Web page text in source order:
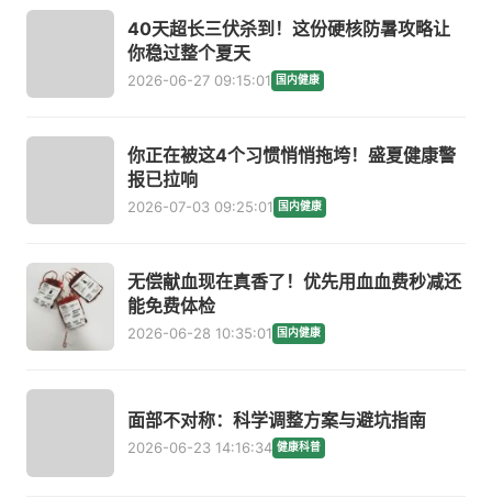
40天超长三伏杀到！这份硬核防暑攻略让
你稳过整个夏天
2026-06-27 09:15:01 国内健康
你正在被这4个习惯悄悄拖垮！盛夏健康警
报已拉响
2026-07-03 09:25:01 国内健康
无偿献血现在真香了！优先用血血费秒减还
能免费体检
2026-06-28 10:35:01 国内健康
面部不对称：科学调整方案与避坑指南
2026-06-23 14:16:34 健康科普